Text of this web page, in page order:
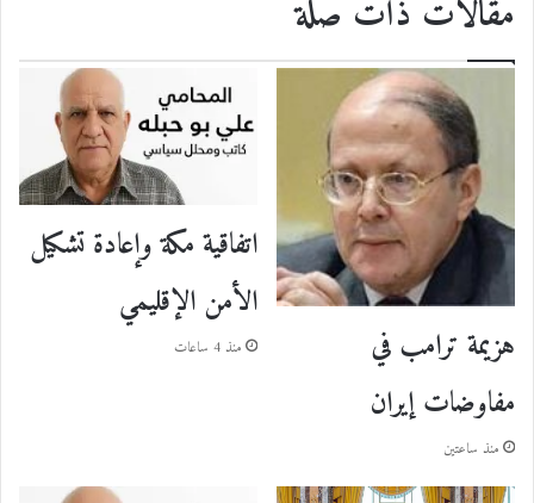
مقالات ذات صلة
هزيمة ترامب في
مفاوضات إيران
منذ ساعتين
اتفاقية مكة وإعادة تشكيل
الأمن الإقليمي
منذ 4 ساعات